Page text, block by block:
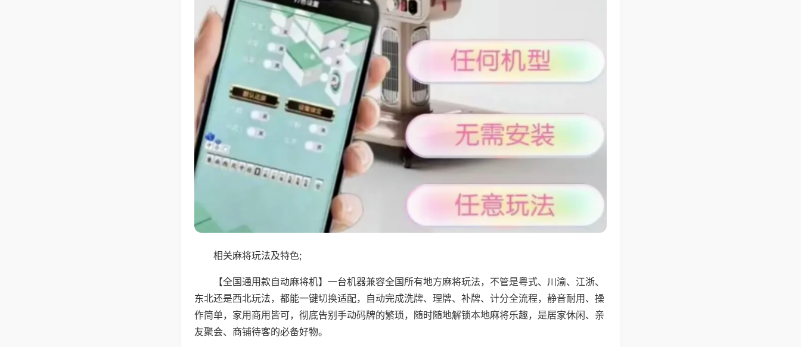
相关麻将玩法及特色;
【全国通用款自动麻将机】一台机器兼容全国所有地方麻将玩法，不管是粤式、川渝、江浙、
东北还是西北玩法，都能一键切换适配，自动完成洗牌、理牌、补牌、计分全流程，静音耐用、操
作简单，家用商用皆可，彻底告别手动码牌的繁琐，随时随地解锁本地麻将乐趣，是居家休闲、亲
友聚会、商铺待客的必备好物。